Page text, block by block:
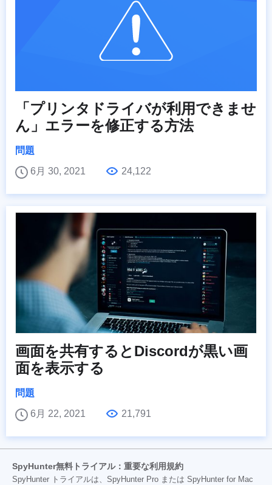
「プリンタドライバが利用できませ
ん」エラーを修正する方法
問題
6月 30, 2021
24,122
画面を共有するとDiscordが黒い画
面を表示する
問題
6月 22, 2021
21,791
SpyHunter無料トライアル：重要な利用規約
SpyHunter トライアルは、SpyHunter Pro または SpyHunter for Mac